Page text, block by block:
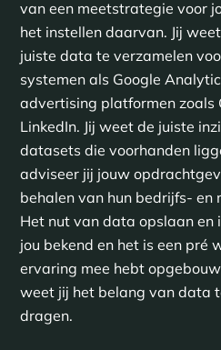
van een meetstrategie voor
het instellen daarvan. Jij
juiste data te verzamelen
systemen als Google
advertising platformen zoals
LinkedIn. Jij weet de juiste
datasets die voorhanden
adviseer jij jouw
behalen van hun bedrijfs- en
Het nut van data opslaan en
jou bekend en het is een pré
ervaring mee hebt
weet jij het belang van data
dragen.